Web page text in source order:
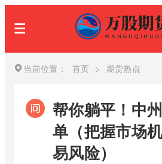
当前位置： 首页 > 期货热点
帮你躺平！中
单（把握市场
易风险）